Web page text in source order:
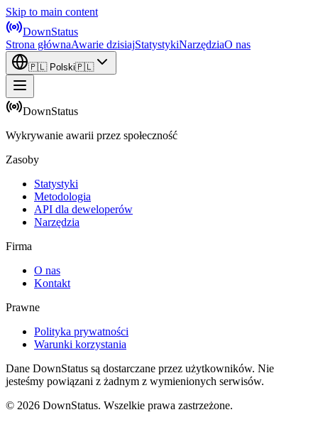
Skip to main content
DownStatus
Strona głównaAwarie dzisiajStatystykiNarzędziaO nas
🇵🇱 Polski🇵🇱
DownStatus
Wykrywanie awarii przez społeczność
Zasoby
Statystyki
Metodologia
API dla deweloperów
Narzędzia
Firma
O nas
Kontakt
Prawne
Polityka prywatności
Warunki korzystania
Dane DownStatus są dostarczane przez użytkowników. Nie
jesteśmy powiązani z żadnym z wymienionych serwisów.
© 2026 DownStatus. Wszelkie prawa zastrzeżone.